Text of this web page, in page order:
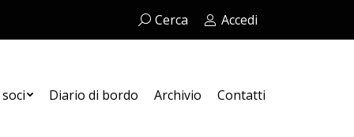
Cerca:Cerca Accedi
Diario di bordo Archivio Contatti
Contatti